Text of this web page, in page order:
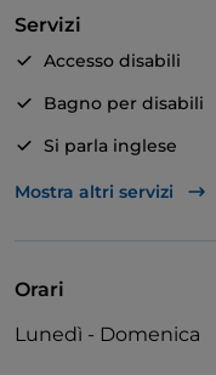
Servizi
Accesso disabili
Bagno per disabili
Si parla inglese
Wi-Fi
Mostra altri servizi
Orari
Lunedì - Domenica